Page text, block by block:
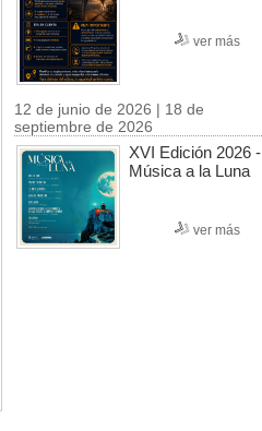
ver más
12 de junio de 2026 | 18 de
septiembre de 2026
XVI Edición 2026 -
Música a la Luna
ver más